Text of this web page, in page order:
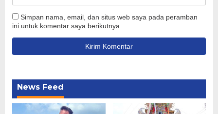
Simpan nama, email, dan situs web saya pada peramban
ini untuk komentar saya berikutnya.
News Feed